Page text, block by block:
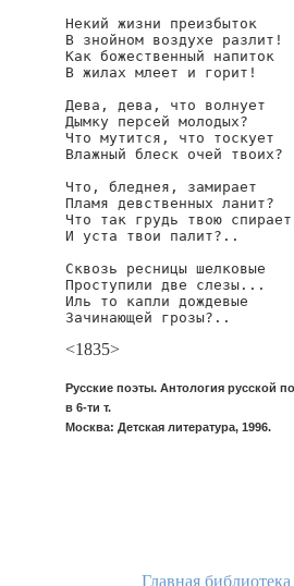
Некий жизни преизбыток
В знойном воздухе разлит!
Как божественный напиток
В жилах млеет и горит!
Дева, дева, что волнует
Дымку персей молодых?
Что мутится, что тоскует
Влажный блеск очей твоих?
Что, бледнея, замирает
Пламя девственных ланит?
Что так грудь твою спирает
И уста твои палит?..
Сквозь ресницы шелковые
Проступили две слезы...
Иль то капли дождевые
Зачинающей грозы?..
<1835>
Русские поэты. Антология русской
в 6-ти т.
Москва: Детская литература, 1996.
Главная